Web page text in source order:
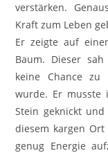
verstärken.
Kraft zum Leben
Er zeigte auf
Baum. Dieser
keine Chance
wurde. Er musste
Stein geknickt
diesem kargen
genug Energie